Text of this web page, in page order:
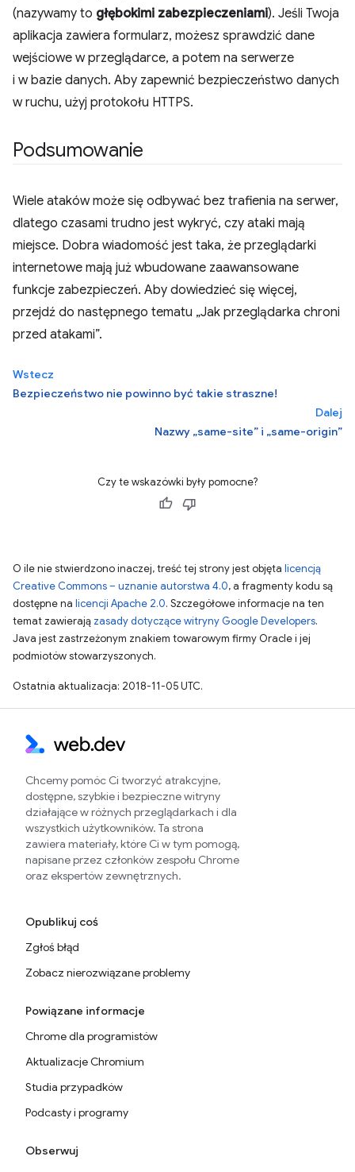
(nazywamy to głębokimi zabezpieczeniami). Jeśli Twoja
aplikacja zawiera formularz, możesz sprawdzić dane
wejściowe w przeglądarce, a potem na serwerze
i w bazie danych. Aby zapewnić bezpieczeństwo danych
w ruchu, użyj protokołu HTTPS.
Podsumowanie
Wiele ataków może się odbywać bez trafienia na serwer,
dlatego czasami trudno jest wykryć, czy ataki mają
miejsce. Dobra wiadomość jest taka, że przeglądarki
internetowe mają już wbudowane zaawansowane
funkcje zabezpieczeń. Aby dowiedzieć się więcej,
przejdź do następnego tematu „Jak przeglądarka chroni
przed atakami”.
Wstecz
Bezpieczeństwo nie powinno być takie straszne!
Dalej
Nazwy „same-site” i „same-origin”
Czy te wskazówki były pomocne?
O ile nie stwierdzono inaczej, treść tej strony jest objęta licencją
Creative Commons – uznanie autorstwa 4.0, a fragmenty kodu są
dostępne na licencji Apache 2.0. Szczegółowe informacje na ten
temat zawierają zasady dotyczące witryny Google Developers.
Java jest zastrzeżonym znakiem towarowym firmy Oracle i jej
podmiotów stowarzyszonych.
Ostatnia aktualizacja: 2018-11-05 UTC.
Chcemy pomóc Ci tworzyć atrakcyjne,
dostępne, szybkie i bezpieczne witryny
działające w różnych przeglądarkach i dla
wszystkich użytkowników. Ta strona
zawiera materiały, które Ci w tym pomogą,
napisane przez członków zespołu Chrome
oraz ekspertów zewnętrznych.
Opublikuj coś
Zgłoś błąd
Zobacz nierozwiązane problemy
Powiązane informacje
Chrome dla programistów
Aktualizacje Chromium
Studia przypadków
Podcasty i programy
Obserwuj